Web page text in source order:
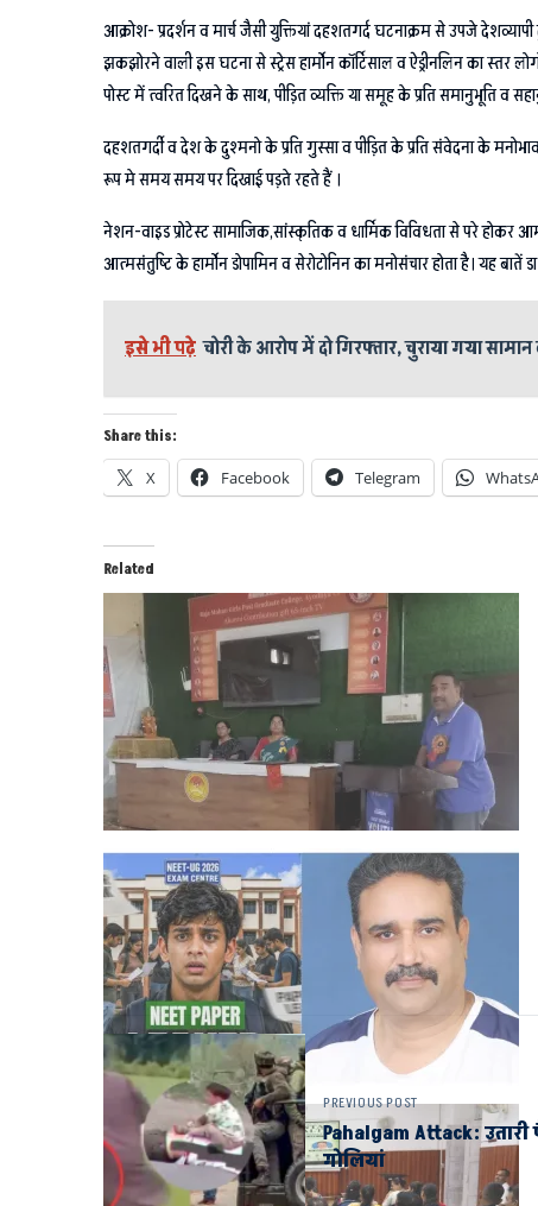
आक्रोश- प्रदर्शन व मार्च जैसी युक्तियां दहशतगर्द घटनाक्रम से उपजे
झकझोरने वाली इस घटना से स्ट्रेस हार्मोन कॉर्टिसाल व ऐड्रीनलिन का
पोस्ट में त्वरित दिखने के साथ, पीड़ित व्यक्ति या समूह के प्रति समानुभूति व
दहशतगर्दी व देश के दुश्मनो के प्रति गुस्सा व पीड़ित के प्रति संवेदना के
रूप मे समय समय पर दिखाई पड़ते रहते हैं ।
नेशन-वाइड प्रोटेस्ट सामाजिक,सांस्कृतिक व धार्मिक विविधता से परे होकर
आत्मसंतुष्टि के हार्मोन डोपामिन व सेरोटोनिन का मनोसंचार होता है।
इसे भी पढ़े चोरी के आरोप में दो गिरफ्तार, चुराया गया सामान
Share this:
X Facebook Telegram
Related
PREVIOUS POST
Pahalgam Attack:
गोलियां